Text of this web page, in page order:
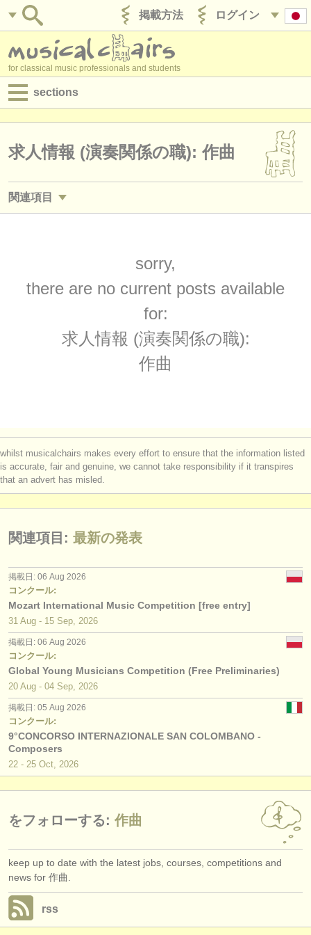
ログイン
掲載方法
for classical music professionals and students
sections
求人情報 (演奏関係の職)
求人情報 (管理者関連の職)
コンクール
音楽学校
ユース オーケストラ
お問い合わせ
rss feeds
クラシック音楽ニュース
出版社:
掲載方法
find out about our
faq
ログイン
求人情報 (演奏関係の職): 作曲
関連項目
degree courses: 作曲 (8)
コンクール: arranger
sorry,
there are no current posts available
for:
求人情報 (演奏関係の職):
作曲
whilst musicalchairs makes every effort to ensure that the information listed
is accurate, fair and genuine, we cannot take responsibility if it transpires
that an advert has misled.
関連項目: 最新の発表
掲載日: 06 Aug 2026
コンクール:
Mozart International Music Competition [free entry]
31 Aug - 15 Sep, 2026
掲載日: 06 Aug 2026
コンクール:
Global Young Musicians Competition (Free Preliminaries)
20 Aug - 04 Sep, 2026
掲載日: 05 Aug 2026
コンクール:
9°CONCORSO INTERNAZIONALE SAN COLOMBANO -
Composers
22 - 25 Oct, 2026
をフォローする: 作曲
keep up to date with the latest jobs, courses, competitions and
news for 作曲.
rss